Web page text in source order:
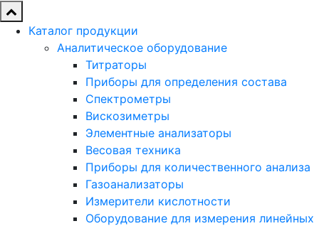
Каталог продукции
Аналитическое оборудование
Титраторы
Приборы для определения состава
Спектрометры
Вискозиметры
Элементные анализаторы
Весовая техника
Приборы для количественного анализа
Газоанализаторы
Измерители кислотности
Оборудование для измерения линейных